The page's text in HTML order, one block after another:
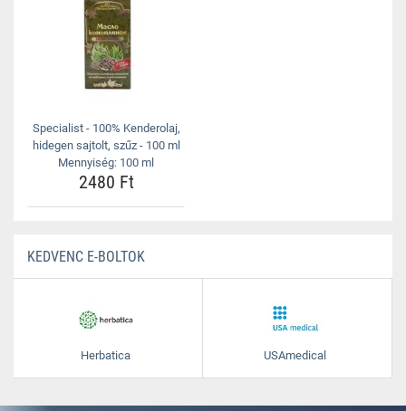
Specialist - 100% Kenderolaj,
hidegen sajtolt, szűz - 100 ml
Mennyiség: 100 ml
2480 Ft
KEDVENC E-BOLTOK
Herbatica USAmedical